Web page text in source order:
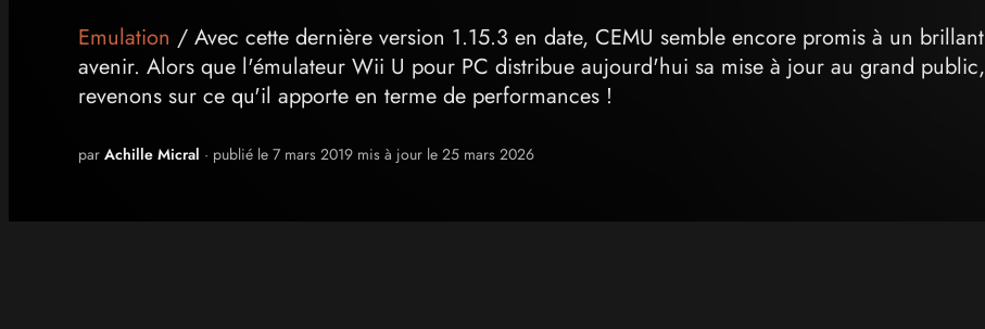
Emulation / Avec cette dernière version 1.15.3 en date, CEMU semble encore promis à un brillant
avenir. Alors que l'émulateur Wii U pour PC distribue aujourd'hui sa mise à jour au grand public,
revenons sur ce qu'il apporte en terme de performances !
par Achille Micral · publié le 7 mars 2019 mis à jour le 25 mars 2026